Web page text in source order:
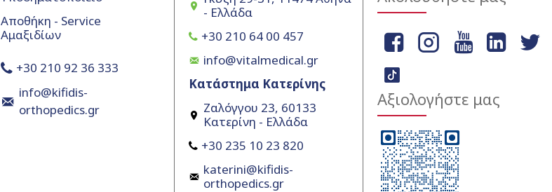
Αποθήκη - Service
Αμαξιδίων
+30 210 92 36 333
info@kifidis-
orthopedics.gr
- Ελλάδα
+30 210 64 00 457
info@vitalmedical.gr
Κατάστημα Κατερίνης
Ζαλόγγου 23, 60133
Κατερίνη - Ελλάδα
+30 235 10 23 820
katerini@kifidis-
orthopedics.gr
Αξιολογήστε μας